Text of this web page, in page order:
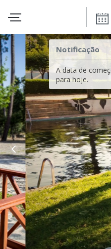
Notificação
A data de
para hoje.